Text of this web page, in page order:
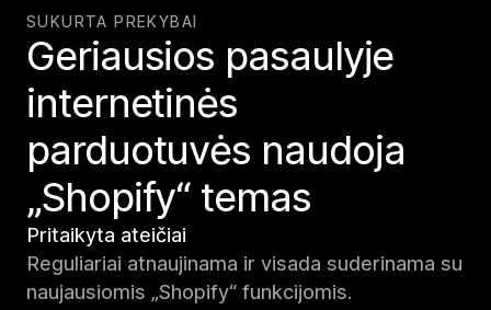
SUKURTA PREKYBAI
Geriausios pasaulyje
internetinės
parduotuvės naudoja
„Shopify“ temas
Pritaikyta ateičiai
Reguliariai atnaujinama ir visada suderinama su
naujausiomis „Shopify“ funkcijomis.